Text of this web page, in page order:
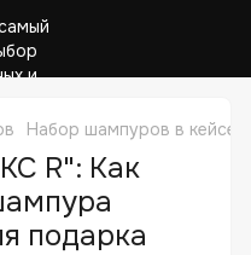
Набор шампуров в кейсе
R": Как
подарка